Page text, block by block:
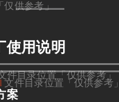
仅供参考」
使用说明
件目录位置「仅供参考」
文件目录位置「仅供参考」
案